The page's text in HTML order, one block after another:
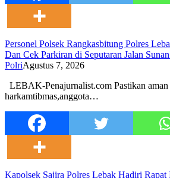
Personel Polsek Rangkasbitung Polres
Dan Cek Parkiran di Seputaran Jalan
PolriAgustus 7, 2026
LEBAK-Penajurnalist.com Pastikan aman
harkamtibmas,anggota…
Kapolsek Sajira Polres Lebak Hadiri Rapat